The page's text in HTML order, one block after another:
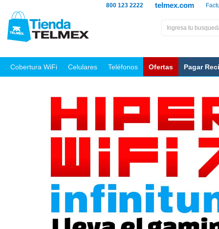
telmex.com
800 123 2222
Cobertura WiFi Celulares Teléfonos Ofertas Pagar